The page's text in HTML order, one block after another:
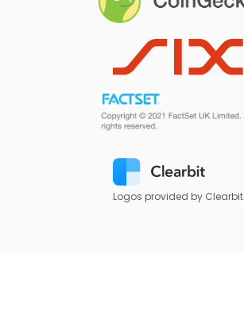
Logos provided by Clearbit